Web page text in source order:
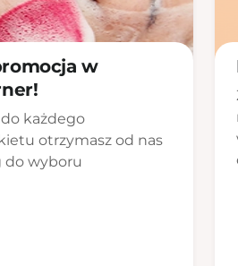
w
do każdego
otrzymasz od nas
do wyboru